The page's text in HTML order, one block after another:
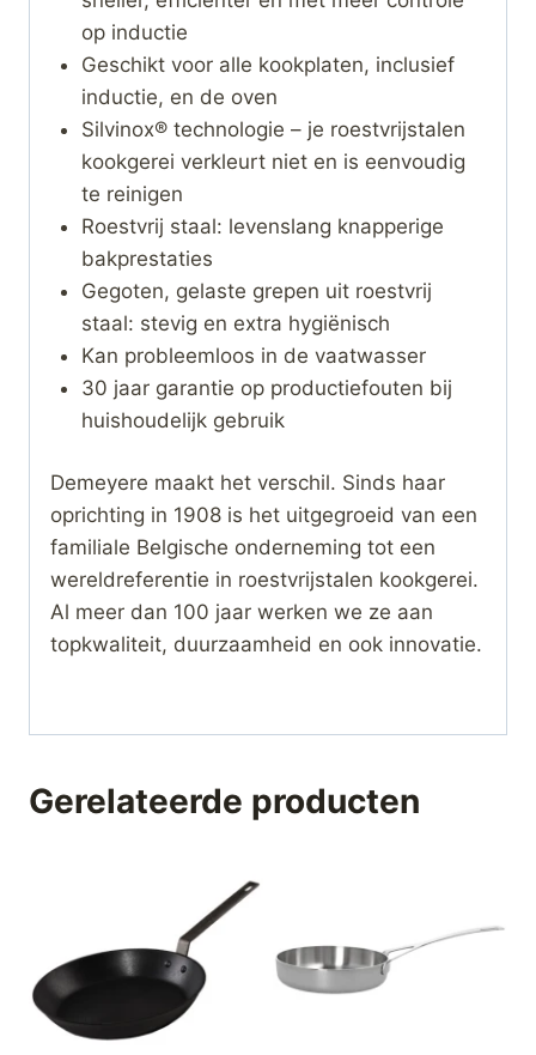
op inductie
Geschikt voor alle kookplaten, inclusief
inductie, en de oven
Silvinox® technologie – je roestvrijstalen
kookgerei verkleurt niet en is eenvoudig
te reinigen
Roestvrij staal: levenslang knapperige
bakprestaties
Gegoten, gelaste grepen uit roestvrij
staal: stevig en extra hygiënisch
Kan probleemloos in de vaatwasser
30 jaar garantie op productiefouten bij
huishoudelijk gebruik
Demeyere maakt het verschil. Sinds haar
oprichting in 1908 is het uitgegroeid van een
familiale Belgische onderneming tot een
wereldreferentie in roestvrijstalen kookgerei.
Al meer dan 100 jaar werken we ze aan
topkwaliteit, duurzaamheid en ook innovatie.
Gerelateerde producten